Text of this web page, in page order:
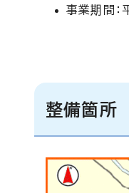
事業期間
整備箇所